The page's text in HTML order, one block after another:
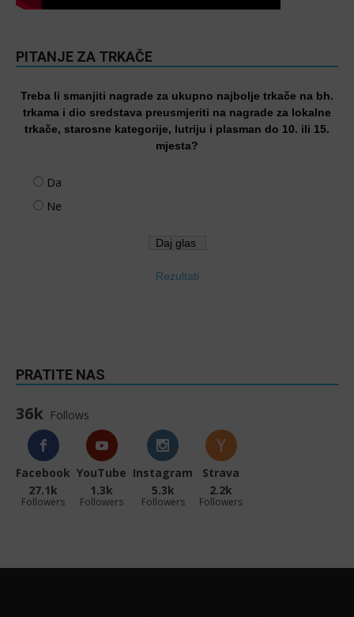
PITANJE ZA TRKAČE
Treba li smanjiti nagrade za ukupno najbolje trkače na bh.
trkama i dio sredstava preusmjeriti na nagrade za lokalne
trkače, starosne kategorije, lutriju i plasman do 10. ili 15.
mjesta?
Da
Ne
Rezultati
PRATITE NAS
36k Follows
Facebook
27.1k
Followers
YouTube
1.3k
Followers
Instagram
5.3k
Followers
Strava
2.2k
Followers